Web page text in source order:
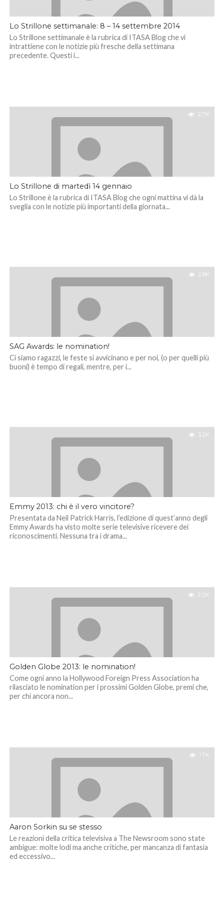
Lo Strillone settimanale: 8 – 14 settembre 2014
Lo Strillone settimanale è la rubrica di ITASA Blog che vi
intrattiene con le notizie più fresche della settimana
precedente. Questi i...
2.7K
Lo Strillone di martedì 14 gennaio
Lo Strillone è la rubrica di ITASA Blog che ogni mattina vi dà la
sveglia con le notizie più importanti della giornata...
2.8K
SAG Awards: le nomination!
Ci siamo ragazzi, le feste si avvicinano e per noi, (o per quelli più
buoni) è tempo di regali, mentre, per i...
3.2K
Emmy 2013: chi è il vero vincitore?
Presentata da Neil Patrick Harris, l’edizione di quest’anno degli
Emmy Awards ha visto molte serie televisive ricevere dei
riconoscimenti. Nessuna tra i drama...
2.2K
Golden Globe 2013: le nomination!
Come ogni anno la Hollywood Foreign Press Association ha
rilasciato le nomination per i prossimi Golden Globe, premi che,
per chi ancora non...
1.7K
Aaron Sorkin su se stesso
Le reazioni della critica televisiva a The Newsroom sono state
ambigue: molte lodi ma anche critiche, per mancanza di fantasia
ed eccessivo...